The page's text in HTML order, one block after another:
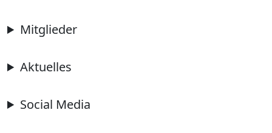
Mitglieder
Aktuelles
Social Media